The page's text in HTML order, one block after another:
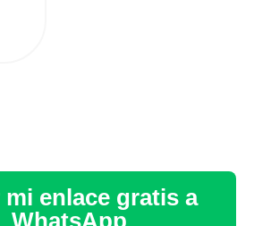
mi enlace gratis a
WhatsApp